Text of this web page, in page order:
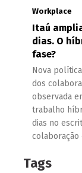
Workplace
Itaú
dias. O
fase?
Nova
dos
observada
trabalho
dias no
colaboração
Tags